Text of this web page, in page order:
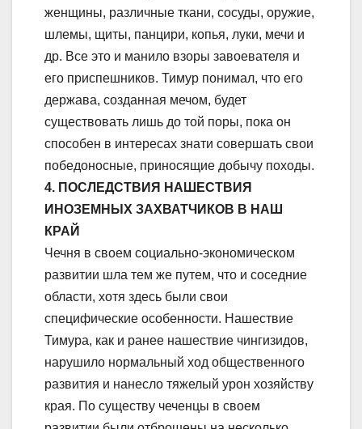
женщины, различные ткани, сосуды, оружие,
шлемы, щиты, панцири, копья, луки, мечи и
др. Все это и манило взоры завоевателя и
его приспешников. Тимур понимал, что его
держава, созданная мечом, будет
существовать лишь до той поры, пока он
способен в интересах знати совершать свои
победоносные, приносящие добычу походы.
4. ПОСЛЕДСТВИЯ НАШЕСТВИЯ
ИНОЗЕМНЫХ ЗАХВАТЧИКОВ В НАШ
КРАЙ
Чечня в своем социально-экономическом
развитии шла тем же путем, что и соседние
области, хотя здесь были свои
специфические особенности. Нашествие
Тимура, как и ранее нашествие чингизидов,
нарушило нормальный ход общественного
развития и нанесло тяжелый урон хозяйству
края. По существу чеченцы в своем